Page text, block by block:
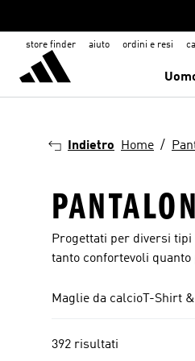
store finder aiuto ordini e resi
Indietro Home
Progettati per diversi
tanto confortevoli
Maglie da calcio T-Shirt
392 risultati